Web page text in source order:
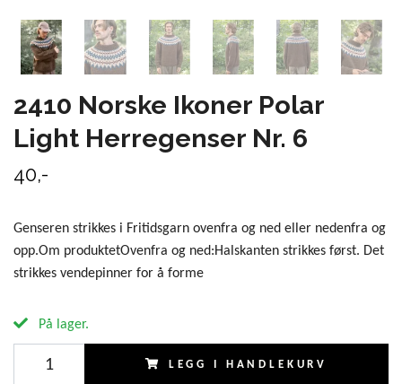
2410 Norske Ikoner Polar
Light Herregenser Nr. 6
40,-
Genseren strikkes i Fritidsgarn ovenfra og ned eller nedenfra og
opp.Om produktetOvenfra og ned:Halskanten strikkes først. Det
strikkes vendepinner for å forme
På lager.
LEGG I HANDLEKURV